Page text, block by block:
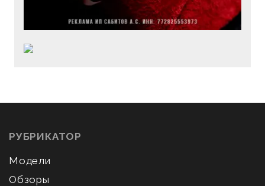
РУБРИКАТОР
Модели
Обзоры